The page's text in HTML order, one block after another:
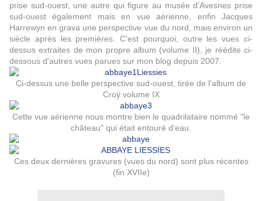
prise sud-ouest, une autre qui figure au musée d'Avesnes prise
sud-ouest également mais en vue aérienne, enfin Jacques
Harrewyn en grava une perspective vue du nord, mais environ un
siècle après les premières. C'est pourquoi, outre les vues ci-
dessus extraites de mon propre album (volume II), je réédite ci-
dessous d'autres vues parues sur mon blog depuis 2007.
Ci-dessus une belle perspective sud-ouest, tirée de l'album de
Croÿ volume IX
Cette vue aérienne nous montre bien le quadrilataire nommé "le
château" qui était entouré d'eau.
Ces deux dernières gravures (vues du nord) sont plus récentes
(fin XVIIe)